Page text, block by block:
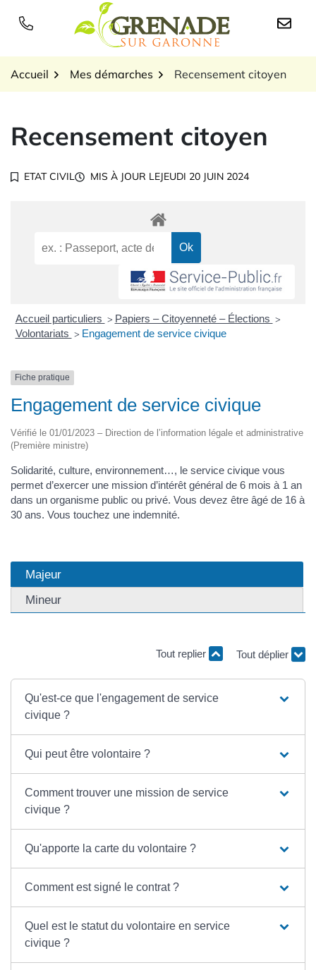
Logo Grenade sur
Accueil Mes démarches Recensement citoyen
Recensement citoyen
ETAT CIVIL MIS À JOUR LEJEUDI 20 JUIN 2024
Accueil particuliers > Papiers – Citoyenneté – Élections >
Volontariats > Engagement de service civique
Fiche pratique
Engagement de service civique
Vérifié le 01/01/2023 – Direction de l’information légale et administrative
(Première ministre)
Solidarité, culture, environnement…, le service civique vous
permet d’exercer une mission d’intérêt général de 6 mois à 1 an
dans un organisme public ou privé. Vous devez être âgé de 16 à
30 ans. Vous touchez une indemnité.
Majeur
Mineur
Tout replier Tout déplier
Qu'est-ce que l'engagement de service
civique ?
Qui peut être volontaire ?
Comment trouver une mission de service
civique ?
Qu'apporte la carte du volontaire ?
Comment est signé le contrat ?
Quel est le statut du volontaire en service
civique ?